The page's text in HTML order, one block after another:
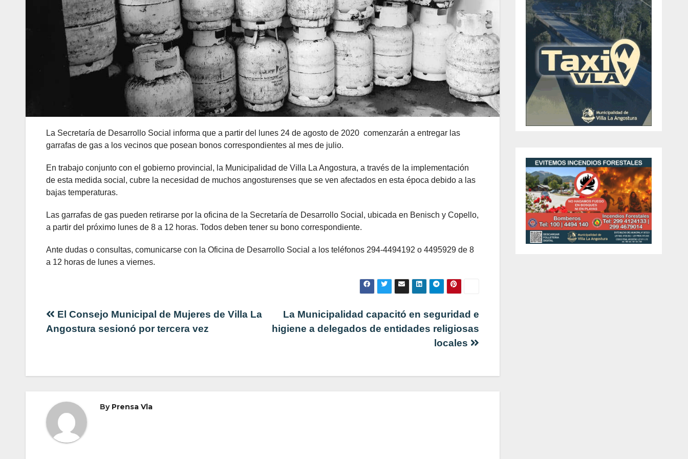
La Secretaría de Desarrollo Social informa que a partir del lunes 24 de agosto de 2020 comenzarán a entregar las
garrafas de gas a los vecinos que posean bonos correspondientes al mes de julio.
En trabajo conjunto con el gobierno provincial, la Municipalidad de Villa La Angostura, a través de la implementación
de esta medida social, cubre la necesidad de muchos angosturenses que se ven afectados en esta época debido a las
bajas temperaturas.
Las garrafas de gas pueden retirarse por la oficina de la Secretaría de Desarrollo Social, ubicada en Benisch y Copello,
a partir del próximo lunes de 8 a 12 horas. Todos deben tener su bono correspondiente.
Ante dudas o consultas, comunicarse con la Oficina de Desarrollo Social a los teléfonos 294-4494192 o 4495929 de 8
a 12 horas de lunes a viernes.
Navegación
La Municipalidad capacitó en seguridad e
higiene a delegados de entidades religiosas
locales
El Consejo Municipal de Mujeres de Villa La
Angostura sesionó por tercera vez
By Prensa Vla